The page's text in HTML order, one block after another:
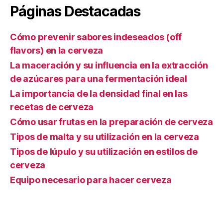
Páginas Destacadas
Cómo prevenir sabores indeseados (off
flavors) en la cerveza
La maceración y su influencia en la extracción
de azúcares para una fermentación ideal
La importancia de la densidad final en las
recetas de cerveza
Cómo usar frutas en la preparación de cerveza
Tipos de malta y su utilización en la cerveza
Tipos de lúpulo y su utilización en estilos de
cerveza
Equipo necesario para hacer cerveza